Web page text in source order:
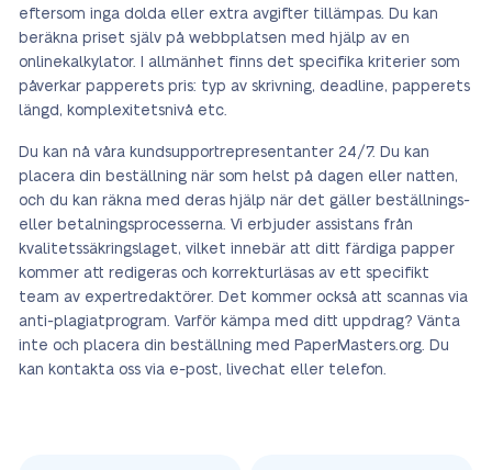
eftersom inga dolda eller extra avgifter tillämpas. Du kan
beräkna priset själv på webbplatsen med hjälp av en
onlinekalkylator. I allmänhet finns det specifika kriterier som
påverkar papperets pris: typ av skrivning, deadline, papperets
längd, komplexitetsnivå etc.
Du kan nå våra kundsupportrepresentanter 24/7. Du kan
placera din beställning när som helst på dagen eller natten,
och du kan räkna med deras hjälp när det gäller beställnings-
eller betalningsprocesserna. Vi erbjuder assistans från
kvalitetssäkringslaget, vilket innebär att ditt färdiga papper
kommer att redigeras och korrekturläsas av ett specifikt
team av expertredaktörer. Det kommer också att scannas via
anti-plagiatprogram. Varför kämpa med ditt uppdrag? Vänta
inte och placera din beställning med PaperMasters.org. Du
kan kontakta oss via e-post, livechat eller telefon.